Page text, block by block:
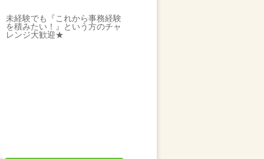
未経験でも『これから事務経験
を積みたい！』という方のチャ
レンジ大歓迎★